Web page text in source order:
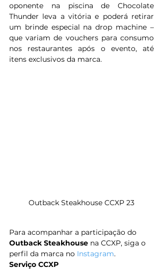
oponente na piscina de Chocolate
Thunder leva a vitória e poderá retirar
um brinde especial na drop machine –
que variam de vouchers para consumo
nos restaurantes após o evento, até
itens exclusivos da marca.
Outback Steakhouse CCXP 23
Para acompanhar a participação do
Outback Steakhouse na CCXP, siga o
perfil da marca no Instagram.
Serviço CCXP